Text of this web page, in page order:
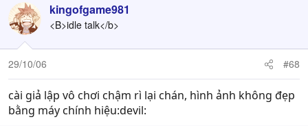
kingofgame981
<B>idle talk</b>
29/10/06 #68
cài giả lập vô chơi chậm rì lại chán, hình ảnh không đẹp
bằng máy chính hiệu:devil: